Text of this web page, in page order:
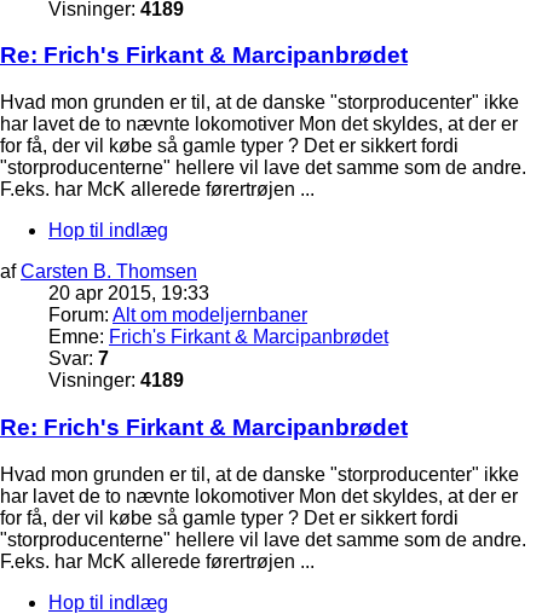
Visninger: 4189
Re: Frich's Firkant & Marcipanbrødet
Hvad mon grunden er til, at de danske "storproducenter" ikke
har lavet de to nævnte lokomotiver Mon det skyldes, at der er
for få, der vil købe så gamle typer ? Det er sikkert fordi
"storproducenterne" hellere vil lave det samme som de andre.
F.eks. har McK allerede førertrøjen ...
Hop til indlæg
afCarsten B. Thomsen
20 apr 2015, 19:33
Forum: Alt om modeljernbaner
Emne: Frich's Firkant & Marcipanbrødet
Svar: 7
Visninger: 4189
Re: Frich's Firkant & Marcipanbrødet
Hvad mon grunden er til, at de danske "storproducenter" ikke
har lavet de to nævnte lokomotiver Mon det skyldes, at der er
for få, der vil købe så gamle typer ? Det er sikkert fordi
"storproducenterne" hellere vil lave det samme som de andre.
F.eks. har McK allerede førertrøjen ...
Hop til indlæg